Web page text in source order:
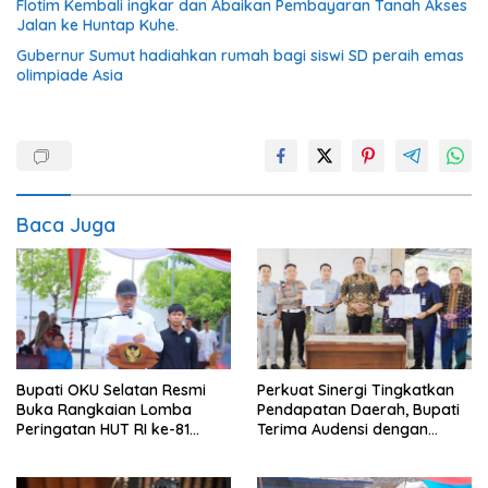
Flotim Kembali ingkar dan Abaikan Pembayaran Tanah Akses
Jalan ke Huntap Kuhe.
Gubernur Sumut hadiahkan rumah bagi siswi SD peraih emas
olimpiade Asia
Baca Juga
Bupati OKU Selatan Resmi
Buka Rangkaian Lomba
Peringatan HUT RI ke-81
Perkuat Sinergi Tingkatkan
Pendapatan Daerah, Bupati
Terima Audensi dengan